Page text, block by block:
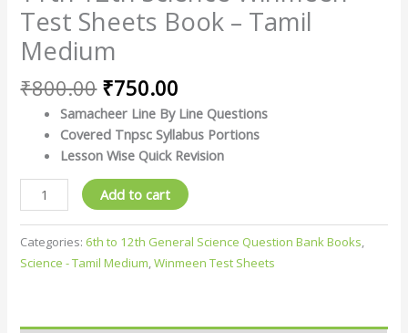
Test Sheets Book – Tamil
Medium
₹800.00 ₹750.00
Samacheer Line By Line Questions
Covered Tnpsc Syllabus Portions
Lesson Wise Quick Revision
Add to cart
Categories: 6th to 12th General Science Question Bank Books
Science - Tamil Medium ,Winmeen Test Sheets